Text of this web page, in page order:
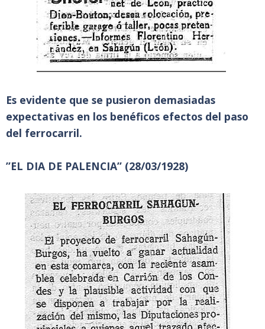
Es evidente que se pusieron demasiadas
expectativas en los benéficos efectos del paso
del ferrocarril.
”EL DIA DE PALENCIA” (28/03/1928)